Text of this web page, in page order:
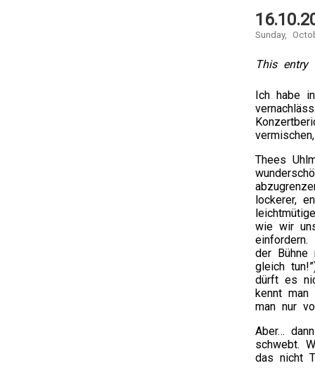
Sunday,
This entry
Ich habe
Thees
lockerer,
wie wir
der Bühne
gleich
dürft es
kennt man
man nur
Aber…
schwebt.
das nicht